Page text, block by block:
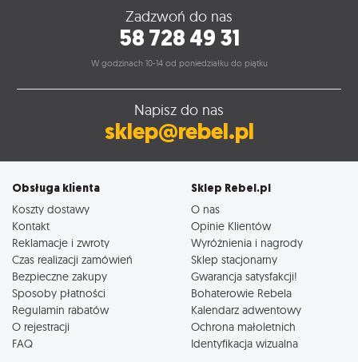
Zadzwoń do nas
58 728 49 31
W godzinach 10-14 od poniedziałku do piątku
Napisz do nas
sklep@rebel.pl
Obsługa klienta
Koszty dostawy
Kontakt
Reklamacje i zwroty
Czas realizacji zamówień
Bezpieczne zakupy
Sposoby płatności
Regulamin rabatów
O rejestracji
FAQ
Sklep Rebel.pl
O nas
Opinie Klientów
Wyróżnienia i nagrody
Sklep stacjonarny
Gwarancja satysfakcji!
Bohaterowie Rebela
Kalendarz adwentowy
Ochrona małoletnich
Identyfikacja wizualna